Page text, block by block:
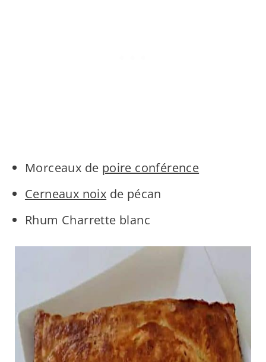
Morceaux de poire conférence
Cerneaux noix de pécan
Rhum Charrette blanc